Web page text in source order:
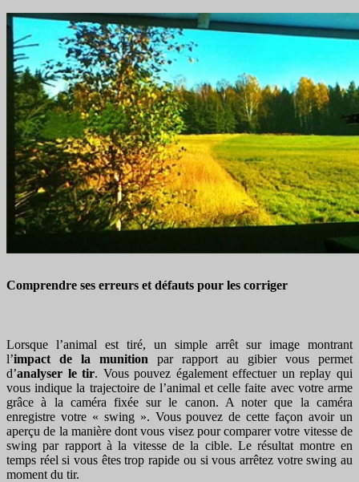
Comprendre ses erreurs et défauts pour les corriger
Lorsque l’animal est tiré, un simple arrêt sur image montrant
l’impact de la munition par rapport au gibier vous permet
d’analyser le tir. Vous pouvez également effectuer un replay qui
vous indique la trajectoire de l’animal et celle faite avec votre arme
grâce à la caméra fixée sur le canon. A noter que la caméra
enregistre votre « swing ». Vous pouvez de cette façon avoir un
aperçu de la manière dont vous visez pour comparer votre vitesse de
swing par rapport à la vitesse de la cible. Le résultat montre en
temps réel si vous êtes trop rapide ou si vous arrêtez votre swing au
moment du tir.